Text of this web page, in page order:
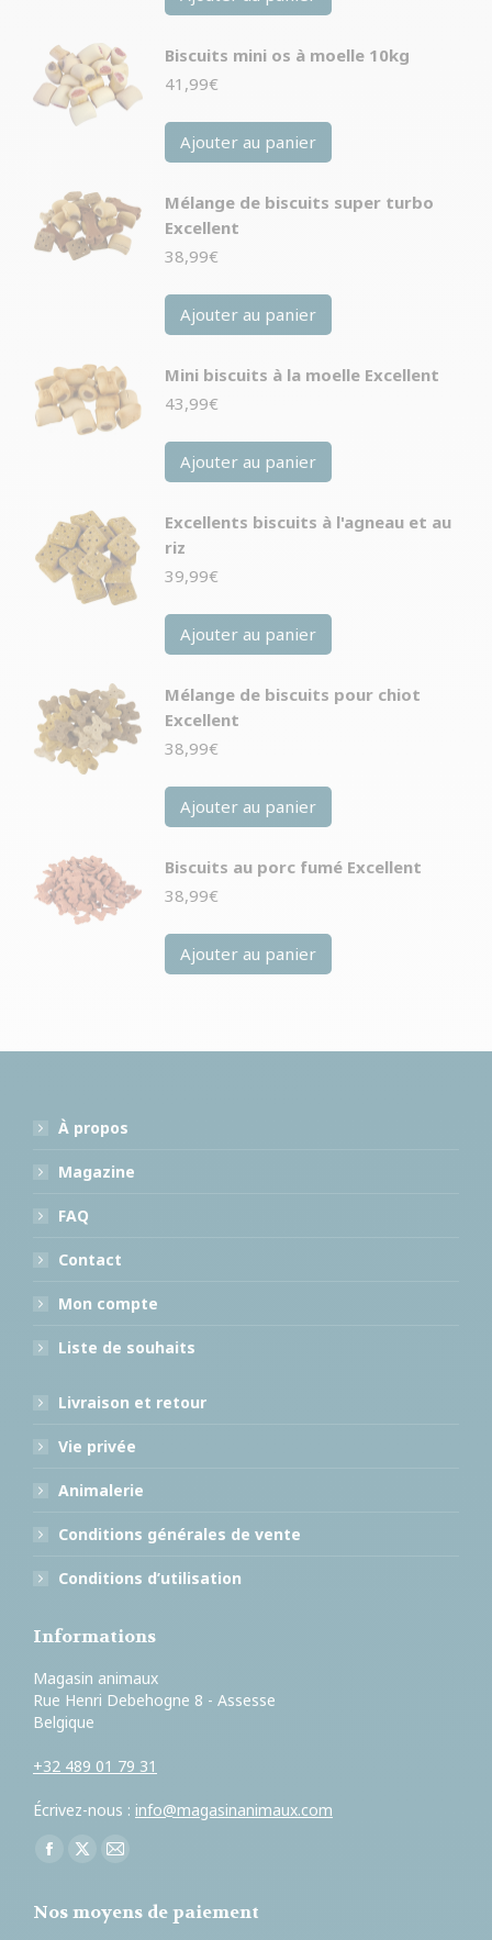
Biscuits mini os à moelle 10kg
41,99€
Ajouter au panier
Mélange de biscuits super turbo
Excellent
38,99€
Ajouter au panier
Mini biscuits à la moelle Excellent
43,99€
Ajouter au panier
Excellents biscuits à l'agneau et au
riz
39,99€
Ajouter au panier
Mélange de biscuits pour chiot
Excellent
38,99€
Ajouter au panier
Biscuits au porc fumé Excellent
38,99€
Ajouter au panier
À propos
Magazine
FAQ
Contact
Mon compte
Liste de souhaits
Livraison et retour
Vie privée
Animalerie
Conditions générales de vente
Conditions d’utilisation
Informations
Magasin animaux
Rue Henri Debehogne 8 - Assesse
Belgique
+32 489 01 79 31
Écrivez-nous : info@magasinanimaux.com
Trouvez nous sur :
Facebook
opens
X
opens
E-
page
Nos moyens de paiement